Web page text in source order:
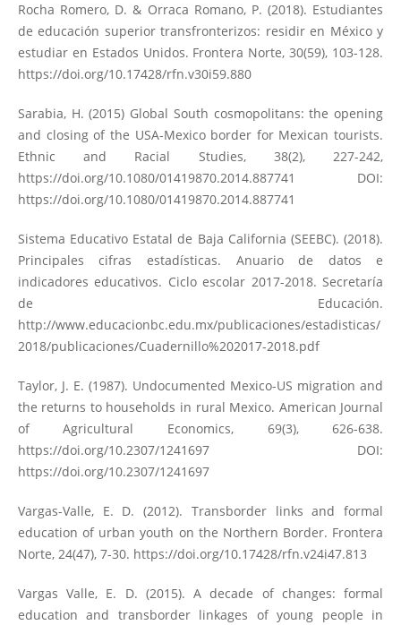
Rocha Romero, D. & Orraca Romano, P. (2018). Estudiantes
de educación superior transfronterizos: residir en México y
estudiar en Estados Unidos. Frontera Norte, 30(59), 103-128.
https://doi.org/10.17428/rfn.v30i59.880
Sarabia, H. (2015) Global South cosmopolitans: the opening
and closing of the USA-Mexico border for Mexican tourists.
Ethnic and Racial Studies, 38(2), 227-242,
https://doi.org/10.1080/01419870.2014.887741
DOI:
https://doi.org/10.1080/01419870.2014.887741
Sistema Educativo Estatal de Baja California (SEEBC). (2018).
Principales cifras estadísticas. Anuario de datos e
indicadores educativos. Ciclo escolar 2017-2018. Secretaría
de Educación.
http://www.educacionbc.edu.mx/publicaciones/estadisticas/
2018/publicaciones/Cuadernillo%202017-2018.pdf
Taylor, J. E. (1987). Undocumented Mexico-US migration and
the returns to households in rural Mexico. American Journal
of Agricultural Economics, 69(3), 626-638.
https://doi.org/10.2307/1241697DOI:
https://doi.org/10.2307/1241697
Vargas-Valle, E. D. (2012). Transborder links and formal
education of urban youth on the Northern Border. Frontera
Norte, 24(47), 7-30. https://doi.org/10.17428/rfn.v24i47.813
Vargas Valle, E. D. (2015). A decade of changes: formal
education and transborder linkages of young people in